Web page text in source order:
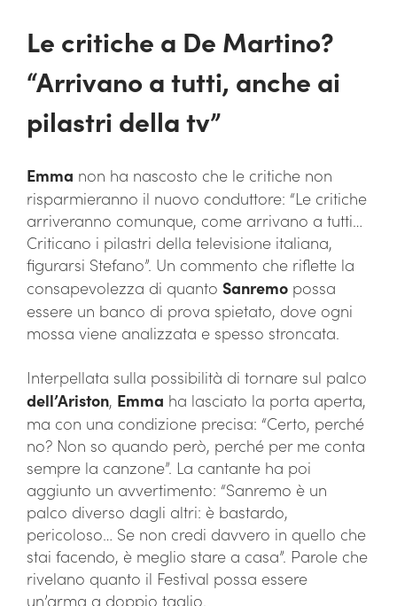
Le critiche a De Martino?
“Arrivano a tutti, anche ai
pilastri della tv”
Emma non ha nascosto che le critiche non
risparmieranno il nuovo conduttore: “Le critiche
arriveranno comunque, come arrivano a tutti…
Criticano i pilastri della televisione italiana,
figurarsi Stefano”. Un commento che riflette la
consapevolezza di quanto Sanremo possa
essere un banco di prova spietato, dove ogni
mossa viene analizzata e spesso stroncata.
Interpellata sulla possibilità di tornare sul palco
dell’Ariston, Emma ha lasciato la porta aperta,
ma con una condizione precisa: “Certo, perché
no? Non so quando però, perché per me conta
sempre la canzone”. La cantante ha poi
aggiunto un avvertimento: “Sanremo è un
palco diverso dagli altri: è bastardo,
pericoloso… Se non credi davvero in quello che
stai facendo, è meglio stare a casa”. Parole che
rivelano quanto il Festival possa essere
un’arma a doppio taglio.